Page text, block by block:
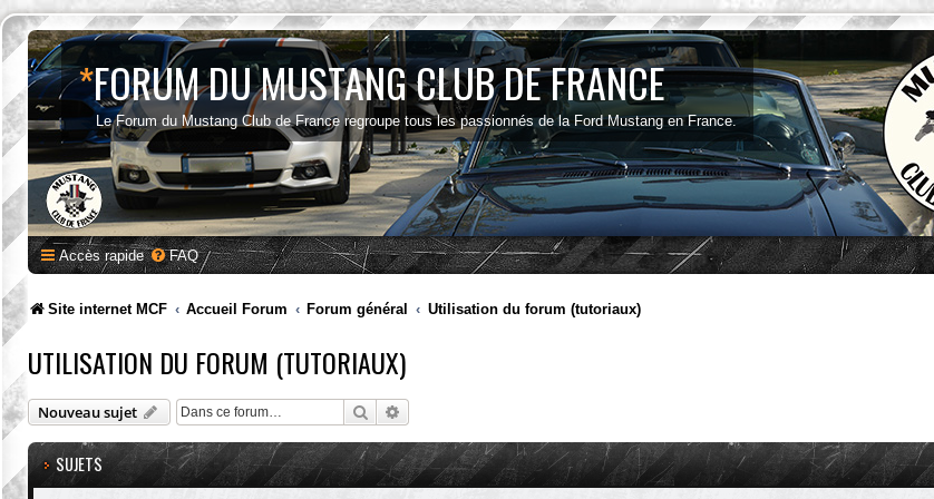
*FORUM DU MUSTANG CLUB DE FRANCE
Le Forum du Mustang Club de France regroupe tous les passionnés de la Ford Mustang en France.
Accès rapide FAQ
Site internet MCF Accueil Forum Forum général Utilisation du forum (tutoriaux)
UTILISATION DU FORUM (TUTORIAUX)
Nouveau sujet Rechercher
SUJETS